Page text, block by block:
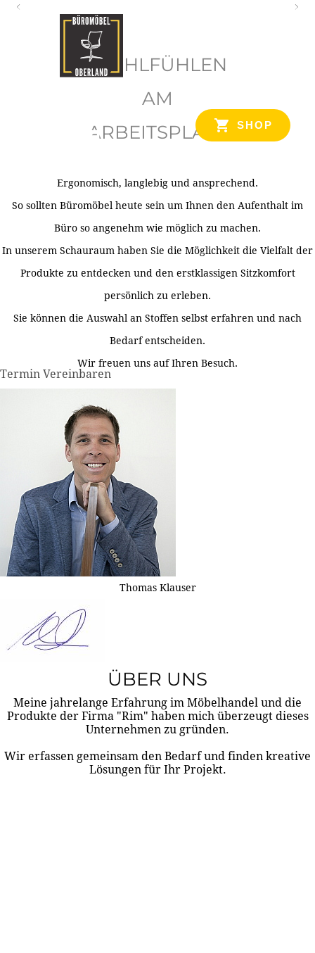
SHOP
WOHLFÜHLEN
AM
ARBEITSPLATZ
Ergonomisch, langlebig und ansprechend.
So sollten Büromöbel heute sein um Ihnen den Aufenthalt im
Büro so angenehm wie möglich zu machen.
In unserem Schauraum haben Sie die Möglichkeit die Vielfalt der
Produkte zu entdecken und den erstklassigen Sitzkomfort
persönlich zu erleben.
Sie können die Auswahl an Stoffen selbst erfahren und nach
Bedarf entscheiden.
Wir freuen uns auf Ihren Besuch.
Termin Vereinbaren
Thomas Klauser
ÜBER UNS
Meine jahrelange Erfahrung im Möbelhandel und die
Produkte der Firma "Rim" haben mich überzeugt dieses
Unternehmen zu gründen.
Wir erfassen gemeinsam den Bedarf und finden kreative
Lösungen für Ihr Projekt.